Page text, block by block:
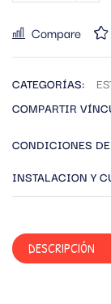
Compare
CATEGORÍAS:
COMPARTIR
CONDICIONES
INSTALACION Y
DESCRIPCIÓN